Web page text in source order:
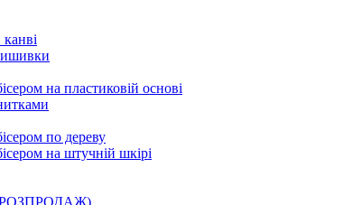
на пластиковій основі
по дереву
на штучній шкірі
(РОЗПРОДАЖ)